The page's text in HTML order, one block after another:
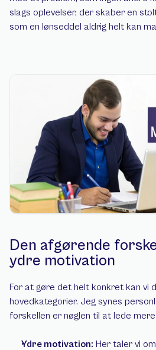
slags oplevelser, der skaber en
som en lønseddel aldrig helt kan
Den afgørende
ydre motivation
For at gøre det helt konkret kan vi
hovedkategorier. Jeg synes
forskellen er nøglen til at lede
Ydre motivation: Her taler vi